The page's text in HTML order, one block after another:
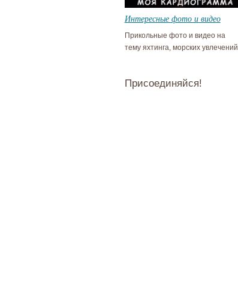
Интересные фото и видео
Прикольные фото и видео на
тему яхтинга, морских увлечений.
Присоединяйся!